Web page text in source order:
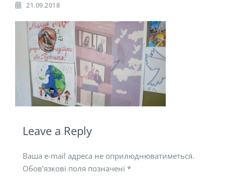
21.09.2018
Leave a Reply
Ваша e-mail адреса не оприлюднюватиметься.
Обов’язкові поля позначені *